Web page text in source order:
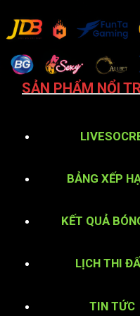
SẢN PHẨM NỔI
BẢNG XẾP
KẾT QUẢ
LỊCH THI
TIN TỨC